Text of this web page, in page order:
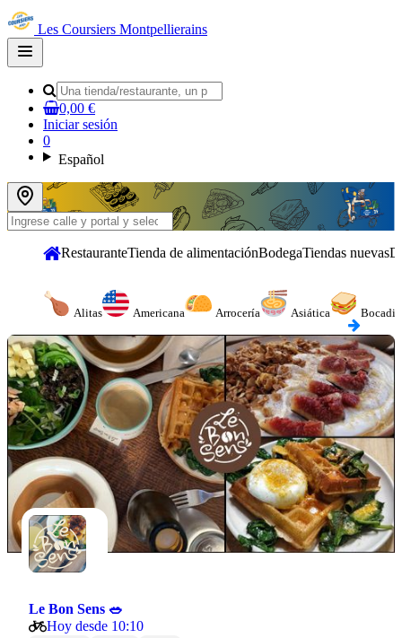
Les Coursiers Montpellierains
Open
main
0,00 €
Iniciar sesión
0
Español
RestauranteTienda de alimentaciónBodegaTiendas nuevas
Alitas Americana Arrocería Asiática
Le Bon Sens 🥗
Hoy desde 10:10